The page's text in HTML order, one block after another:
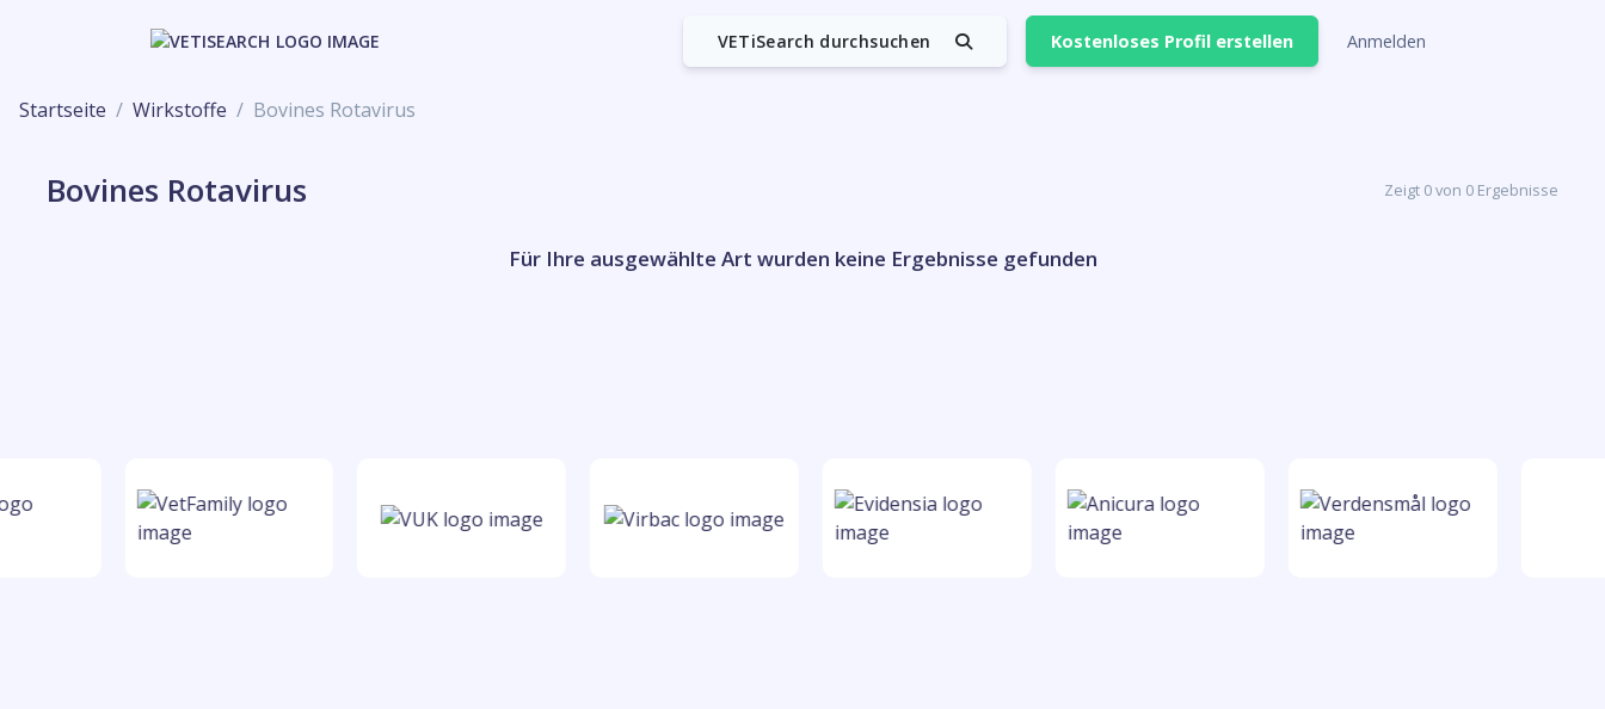
VETiSearch durchsuchen Kostenloses Profil erstellen Anmelden
Startseite Wirkstoffe Bovines Rotavirus
Bovines Rotavirus Zeigt 0 von 0 Ergebnisse
Für Ihre ausgewählte Art wurden keine Ergebnisse gefunden